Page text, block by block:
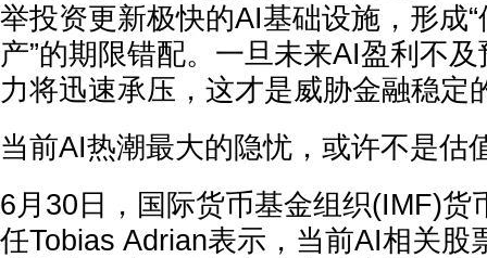
举投资更新极快的AI基础设施，形成
产”的期限错配。一旦未来AI盈利不
力将迅速承压，这才是威胁金融稳定
当前AI热潮最大的隐忧，或许不是估
6月30日，国际货币基金组织(IMF)货
任Tobias Adrian表示，当前AI相关股